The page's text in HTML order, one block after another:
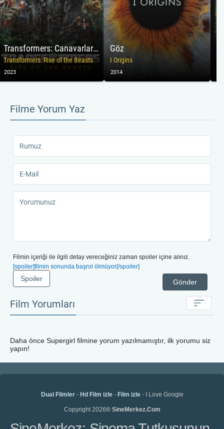
Transformers: Canavarların Yükselişi
Transformers: Rise of the Beasts
2023
Göz
I Origins
2014
Filme Yorum Yaz
Filmin içeriği ile ilgili detay vereceğiniz zaman spoiler içine alınız.
[spoiler]filmin sonunda başrol ölmüyor[/spoiler]
Gönder
Spoiler
Film Yorumları
Daha önce Supergirl filmine yorum yazılmamıştır, ilk yorumu siz
yapın!
Dual Filmler- Hd Film izle- Film izle- I Love Google
Copyright 2026© SineMerkez.Com